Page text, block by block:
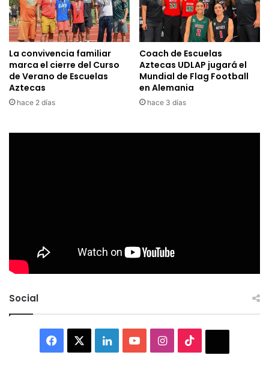
La convivencia familiar
marca el cierre del Curso
de Verano de Escuelas
Aztecas
hace 2 días
Coach de Escuelas
Aztecas UDLAP jugará el
Mundial de Flag Football
en Alemania
hace 3 días
Social
Facebook LinkedInYouTubeInstagram